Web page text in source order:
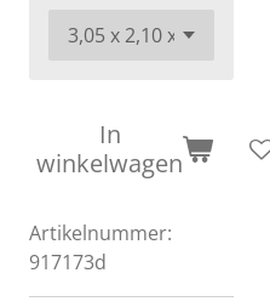
In
winkelwagen
Artikelnummer:
917173d